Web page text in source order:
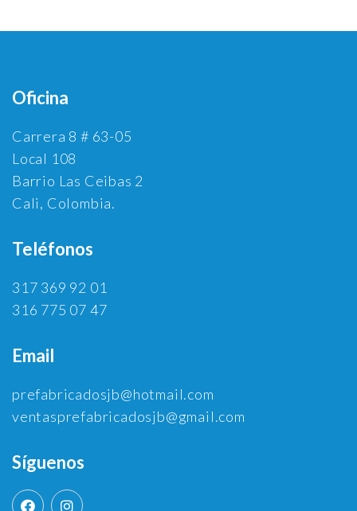
Oficina
Carrera 8 # 63-05
Local 108
Barrio Las Ceibas 2
Cali, Colombia.
Teléfonos
317 369 92 01
316 775 07 47
Email
prefabricadosjb@hotmail.com
ventasprefabricadosjb@gmail.com
Síguenos